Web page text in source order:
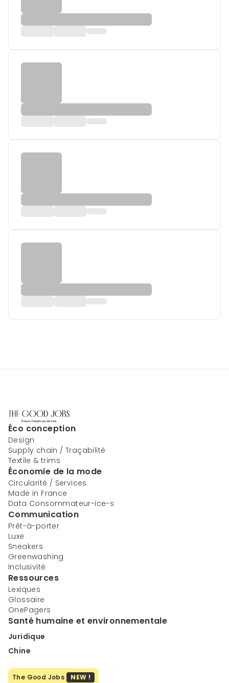
Éco conception
Design
Supply chain / Traçabilité
Textile & trims
Économie de la mode
Circularité / Services
Made in France
Data Consommateur-ice-s
Communication
Prêt-à-porter
Luxe
Sneakers
Greenwashing
Inclusivité
Ressources
Lexiques
Glossaire
OnePagers
Santé humaine et environnementale
Juridique
Chine
The Good Jobs NEW !